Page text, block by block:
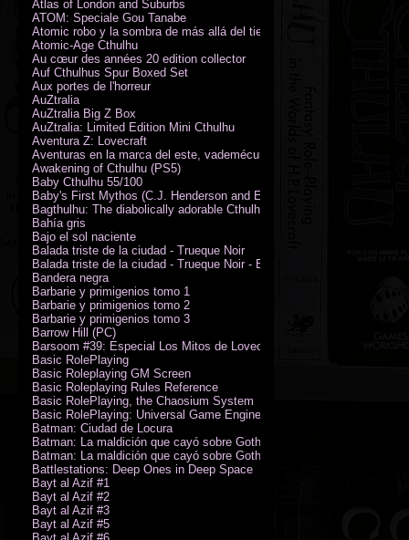
Atlas of London and Suburbs
ATOM: Speciale Gou Tanabe
Atomic robo y la sombra de más allá del tiempo
Atomic-Age Cthulhu
Au cœur des années 20 edition collector
Auf Cthulhus Spur Boxed Set
Aux portes de l'horreur
AuZtralia
AuZtralia Big Z Box
AuZtralia: Limited Edition Mini Cthulhu
Aventura Z: Lovecraft
Aventuras en la marca del este, vademécum de campaña
Awakening of Cthulhu (PS5)
Baby Cthulhu 55/100
Baby's First Mythos (C.J. Henderson and Erica Henderson)
Bagthulhu: The diabolically adorable Cthulhu plushie dicebag
Bahía gris
Bajo el sol naciente
Balada triste de la ciudad - Trueque Noir
Balada triste de la ciudad - Trueque Noir - Edición de coleccionista
Bandera negra
Barbarie y primigenios tomo 1
Barbarie y primigenios tomo 2
Barbarie y primigenios tomo 3
Barrow Hill (PC)
Barsoom #39: Especial Los Mitos de Lovecraft
Basic RolePlaying
Basic Roleplaying GM Screen
Basic Roleplaying Rules Reference
Basic RolePlaying, the Chaosium System
Basic RolePlaying: Universal Game Engine (PDF)
Batman: Ciudad de Locura
Batman: La maldición que cayó sobre Gotham
Batman: La maldición que cayó sobre Gotham
Battlestations: Deep Ones in Deep Space
Bayt al Azif #1
Bayt al Azif #2
Bayt al Azif #3
Bayt al Azif #5